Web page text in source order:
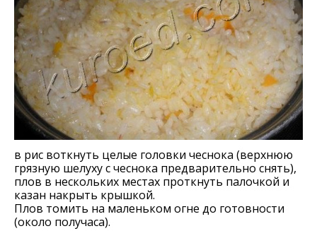
в рис воткнуть целые головки чеснока (верхнюю
грязную шелуху с чеснока предварительно снять),
плов в нескольких местах проткнуть палочкой и
казан накрыть крышкой.
Плов томить на маленьком огне до готовности
(около получаса).